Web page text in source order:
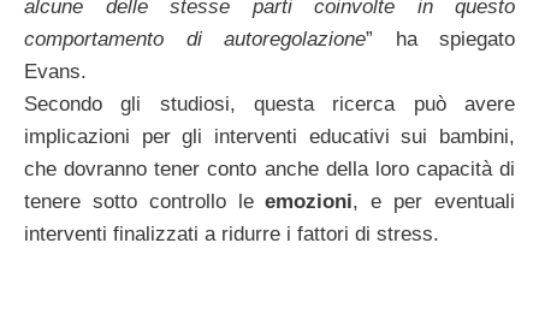
alcune delle stesse parti coinvolte in questo
comportamento di autoregolazione” ha spiegato
Evans.
Secondo gli studiosi, questa ricerca può avere
implicazioni per gli interventi educativi sui bambini,
che dovranno tener conto anche della loro capacità di
tenere sotto controllo leemozioni, e per eventuali
interventi finalizzati a ridurre i fattori di stress.